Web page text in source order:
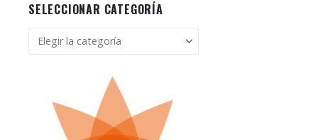
SELECCIONAR CATEGORÍA
Seleccionar
categoría